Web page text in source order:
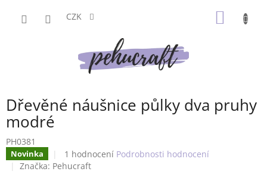
CZK
Dřevěné náušnice půlky dva pruhy
modré
PH0381
Novinka
Průměrné
hodnocení
1 hodnocení Podrobnosti hodnocení
Značka: Pehucraft